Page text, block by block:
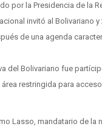
por la Presidencia de la
invitó al Bolivariano
de una agenda
del Bolivariano fue
área restringida para
Lasso, mandatario de la